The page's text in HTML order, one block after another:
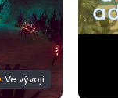
Ve vývoji